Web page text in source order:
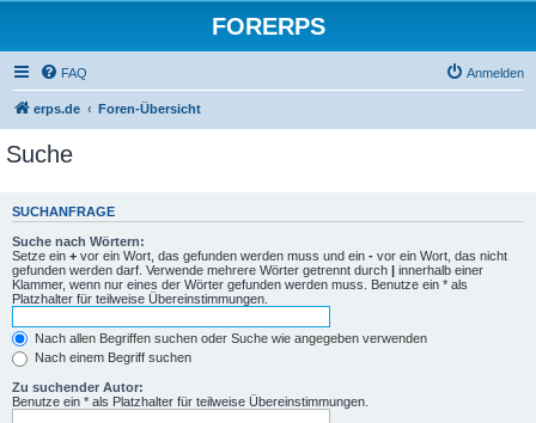
FORERPS
FAQ Anmelden
erps.de Foren-Übersicht
Suche
SUCHANFRAGE
Suche nach Wörtern:
Setze ein + vor ein Wort, das gefunden werden muss und ein - vor ein Wort, das nicht
gefunden werden darf. Verwende mehrere Wörter getrennt durch | innerhalb einer
Klammer, wenn nur eines der Wörter gefunden werden muss. Benutze ein * als
Platzhalter für teilweise Übereinstimmungen.
Nach allen Begriffen suchen oder Suche wie angegeben verwenden
Nach einem Begriff suchen
Zu suchender Autor:
Benutze ein * als Platzhalter für teilweise Übereinstimmungen.